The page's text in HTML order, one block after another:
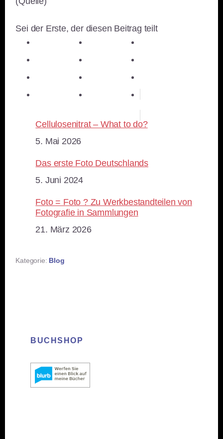
Sei der Erste, der diesen Beitrag teilt
Cellulosenitrat – What to do?
Datum
5. Mai 2026
Das erste Foto Deutschlands
Datum
5. Juni 2024
Foto = Foto ? Zu Werkbestandteilen von
Fotografie in Sammlungen
Datum
21. März 2026
Kategorie: Blog
BUCHSHOP